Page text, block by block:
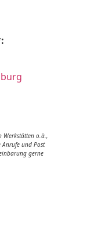
Werkstätten o.ä.,
Anrufe und Post
gerne